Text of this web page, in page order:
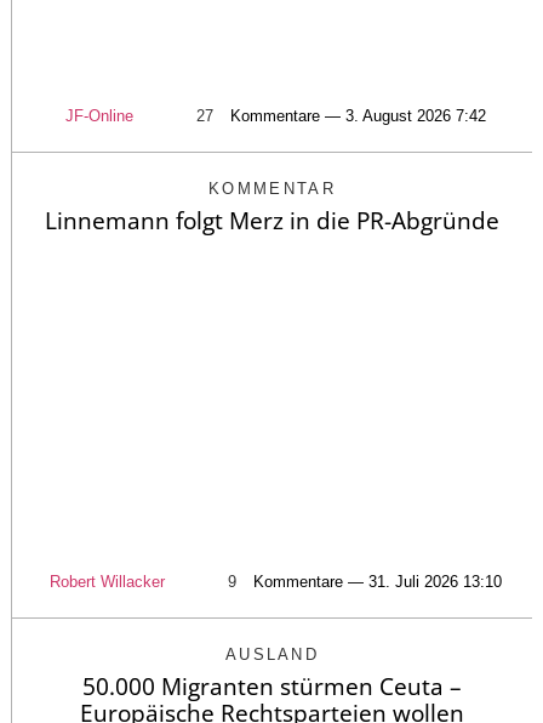
JF-Online 27 Kommentare — 3. August 2026 7:42
KOMMENTAR
Linnemann folgt Merz in die PR-Abgründe
Robert Willacker 9 Kommentare — 31. Juli 2026 13:10
AUSLAND
50.000 Migranten stürmen Ceuta –
Europäische Rechtsparteien wollen